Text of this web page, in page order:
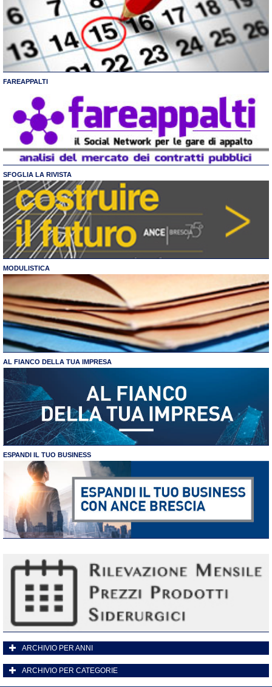
FAREAPPALTI
SFOGLIA LA RIVISTA
MODULISTICA
AL FIANCO DELLA TUA IMPRESA
ESPANDI IL TUO BUSINESS
ARCHIVIO PER ANNI
ARCHIVIO PER CATEGORIE